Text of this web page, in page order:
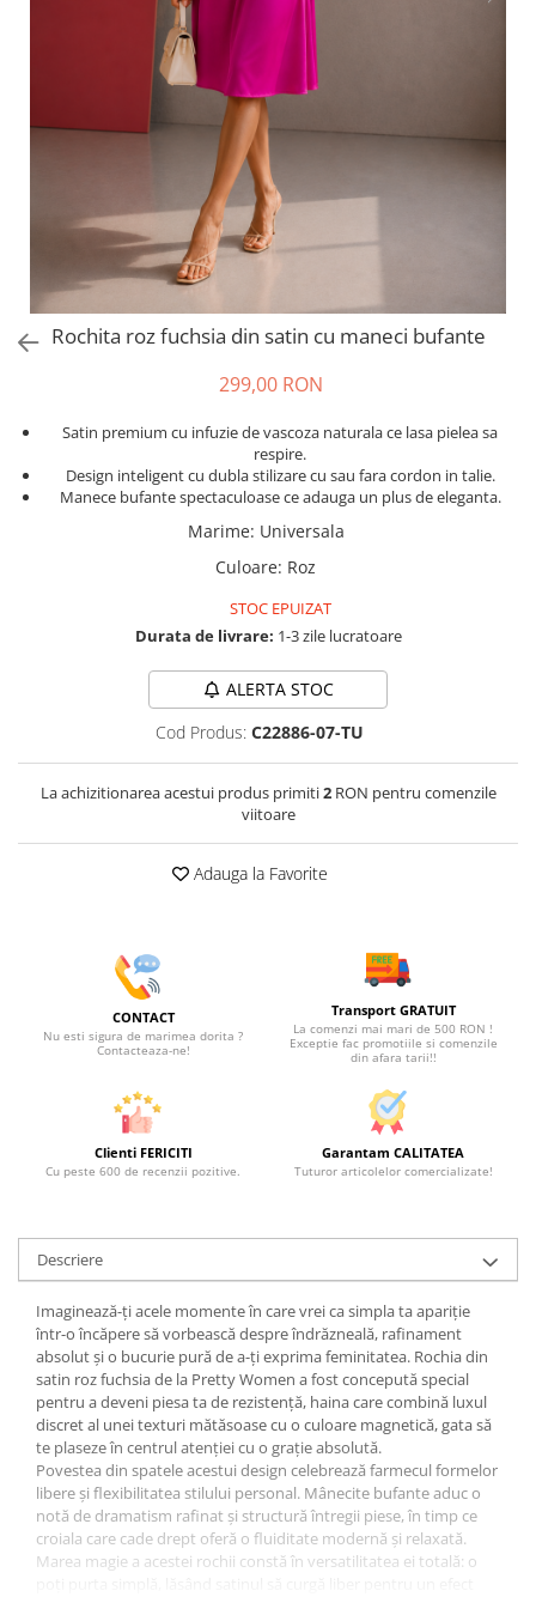
Tricouri si topuri
Rochii de eveniment
Rochita roz fuchsia din satin cu maneci bufante
299,00 RON
Satin premium cu infuzie de vascoza naturala ce lasa pielea sa
respire.
Design inteligent cu dubla stilizare cu sau fara cordon in talie.
Manece bufante spectaculoase ce adauga un plus de eleganta.
Marime: Universala
Culoare: Roz
STOC EPUIZAT
Durata de livrare: 1-3 zile lucratoare
ALERTA STOC
Cod Produs: C22886-07-TU
La achizitionarea acestui produs primiti2RON pentru comenzile
viitoare
Adauga la Favorite
CONTACT
Nu esti sigura de marimea dorita ?
Contacteaza-ne!
Transport GRATUIT
La comenzi mai mari de 500 RON !
Exceptie fac promotiile si comenzile
din afara tarii!!
Clienti FERICITI
Cu peste 600 de recenzii pozitive.
Garantam CALITATEA
Tuturor articolelor comercializate!
Descriere
Imaginează-ți acele momente în care vrei ca simpla ta apariție
într-o încăpere să vorbească despre îndrăzneală, rafinament
absolut și o bucurie pură de a-ți exprima feminitatea. Rochia din
satin roz fuchsia de la Pretty Women a fost concepută special
pentru a deveni piesa ta de rezistență, haina care combină luxul
discret al unei texturi mătăsoase cu o culoare magnetică, gata să
te plaseze în centrul atenției cu o grație absolută.
Povestea din spatele acestui design celebrează farmecul formelor
libere și flexibilitatea stilului personal. Mânecite bufante aduc o
notă de dramatism rafinat și structură întregii piese, în timp ce
croiala care cade drept oferă o fluiditate modernă și relaxată.
Marea magie a acestei rochii constă în versatilitatea ei totală: o